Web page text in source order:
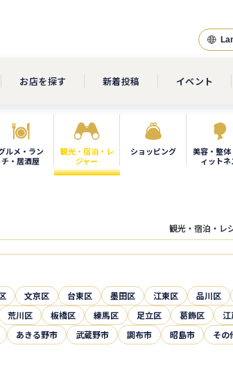
お店を探す 新着投稿 イベント
ルメ・ラン
チ・居酒屋
観光・宿泊・レ
ジャー
ショッピング
美容・整体
ィットネ
観光・宿泊・レ
文京区 台東区 墨田区 江東区 品川区
荒川区 板橋区 練馬区 足立区 葛飾区 江
あきる野市 武蔵野市 調布市 昭島市 その